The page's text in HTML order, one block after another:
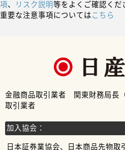
項、 リスク説明等をよくご確認くだ
重要な注意事項についてはこちら
金融商品取引業者 関東財務局長
取引業者
加入協会：
日本証券業協会、日本商品先物取